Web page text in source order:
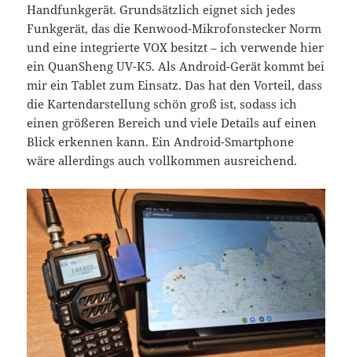
Handfunkgerät. Grundsätzlich eignet sich jedes
Funkgerät, das die Kenwood-Mikrofonstecker Norm
und eine integrierte VOX besitzt – ich verwende hier
ein QuanSheng UV-K5. Als Android-Gerät kommt bei
mir ein Tablet zum Einsatz. Das hat den Vorteil, dass
die Kartendarstellung schön groß ist, sodass ich
einen größeren Bereich und viele Details auf einen
Blick erkennen kann. Ein Android-Smartphone
wäre allerdings auch vollkommen ausreichend.